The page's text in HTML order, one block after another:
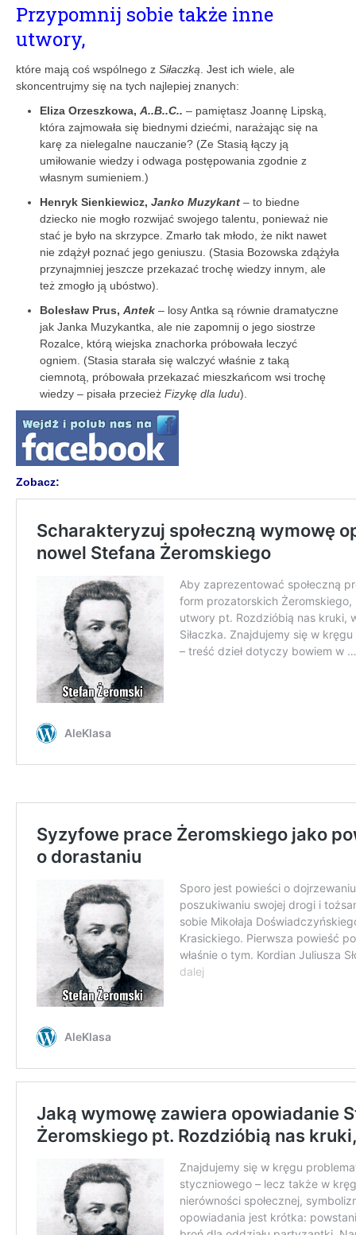
Przypomnij sobie także inne
utwory,
które mają coś wspólnego z Siłaczką . Jest ich wiele, ale
skoncentrujmy się na tych najlepiej znanych:
Eliza Orzeszkowa, A..B..C.. – pamiętasz Joannę Lipską,
która zajmowała się biednymi dziećmi, narażając się na
karę za nielegalne nauczanie? (Ze Stasią łączy ją
umiłowanie wiedzy i odwaga postępowania zgodnie z
własnym sumieniem.)
Henryk Sienkiewicz, Janko Muzykant – to biedne
dziecko nie mogło rozwijać swojego talentu, ponieważ nie
stać je było na skrzypce. Zmarło tak młodo, że nikt nawet
nie zdążył poznać jego geniuszu. (Stasia Bozowska zdążyła
przynajmniej jeszcze przekazać trochę wiedzy innym, ale
też zmogło ją ubóstwo).
Bolesław Prus, Antek – losy Antka są równie dramatyczne
jak Janka Muzykantka, ale nie zapomnij o jego siostrze
Rozalce, którą wiejska znachorka próbowała leczyć
ogniem. (Stasia starała się walczyć właśnie z taką
ciemnotą, próbowała przekazać mieszkańcom wsi trochę
wiedzy – pisała przecież Fizykę dla ludu).
Zobacz: